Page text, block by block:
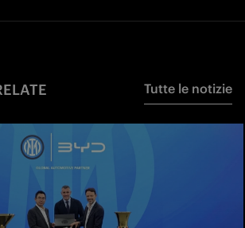
Tutte le notizie